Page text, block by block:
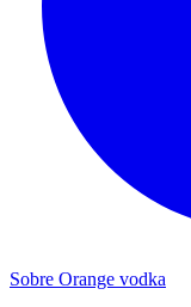
Sobre Orange vodka